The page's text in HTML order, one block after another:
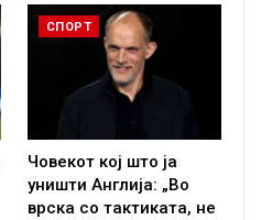
СПОРТ
Човекот кој што ја
уништи Англија: „Во
врска со тактиката, не